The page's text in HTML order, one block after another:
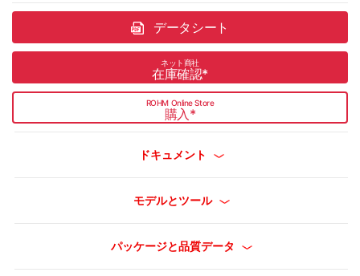
データシート
ネット商社
在庫確認*
ROHM Online Store
購入*
ドキュメント
モデルとツール
パッケージと品質データ